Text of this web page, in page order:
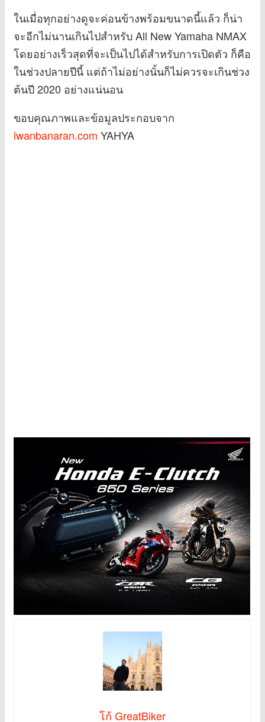
ในเมื่อทุกอย่างดูจะค่อนข้างพร้อมขนาดนี้แล้ว ก็น่า
จะอีกไม่นานเกินไปสำหรับ All New Yamaha NMAX
โดยอย่างเร็วสุดที่จะเป็นไปได้สำหรับการเปิดตัว ก็คือ
ในช่วงปลายปีนี้ แต่ถ้าไม่อย่างนั้นก็ไม่ควรจะเกินช่วง
ต้นปี 2020 อย่างแน่นอน
ขอบคุณภาพและข้อมูลประกอบจาก
iwanbanaran.com YAHYA
โก้ GreatBiker